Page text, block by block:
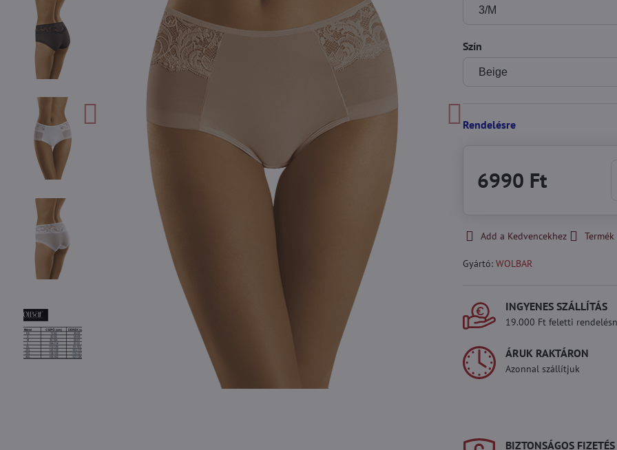
Szín
Rendelésre
6990 Ft
Add a Kedvencekhez
Gyártó: WOLBAR
INGYENES SZÁLLÍTÁS
19.000 Ft feletti
ÁRUK RAKTÁRON
Azonnal szállítjuk
BIZTONSÁGOS FIZETÉS